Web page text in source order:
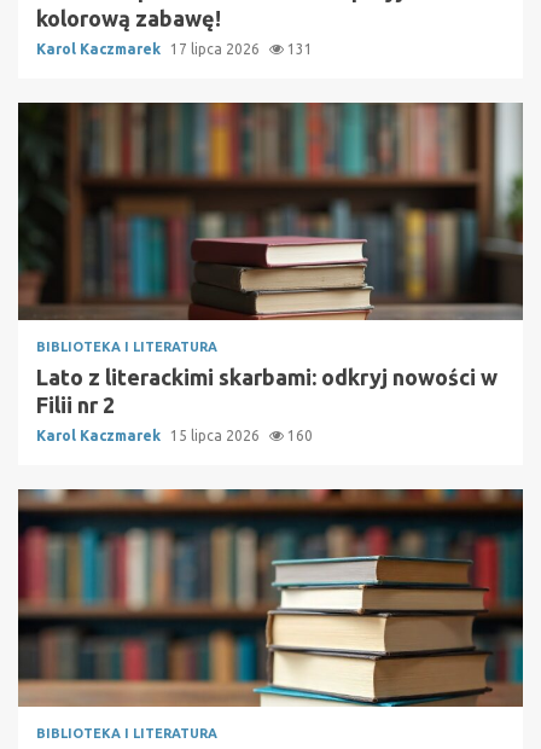
kolorową zabawę!
Karol Kaczmarek 17 lipca 2026 131
BIBLIOTEKA I LITERATURA
Lato z literackimi skarbami: odkryj nowości w
Filii nr 2
Karol Kaczmarek 15 lipca 2026 160
BIBLIOTEKA I LITERATURA